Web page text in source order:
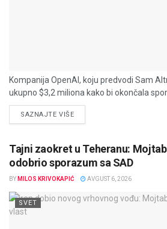
Kompanija OpenAI, koju predvodi Sam
ukupno $3,2 miliona kako bi okončala spor
SAZNAJTE VIŠEDETAILS
Tajni zaokret u Teheranu:
odobrio sporazum sa SAD
BY MILOS KRIVOKAPIĆ AVGUST 6, 2026
SVET